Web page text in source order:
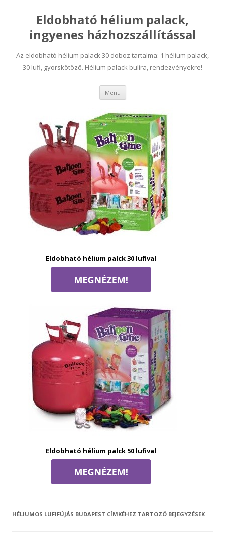
Eldobható hélium palack,
ingyenes házhozszállítással
Az eldobható hélium palack 30 doboz tartalma: 1 hélium palack,
30 lufi, gyorskötöző. Hélium palack bulira, rendezvényekre!
Menü Tovább a tartalomra
Eldobható hélium palck 30 lufival
Eldobható hélium palck 50 lufival
HÉLIUMOS LUFIFÚJÁS BUDAPEST CÍMKÉHEZ TARTOZÓ BEJEGYZÉSEK